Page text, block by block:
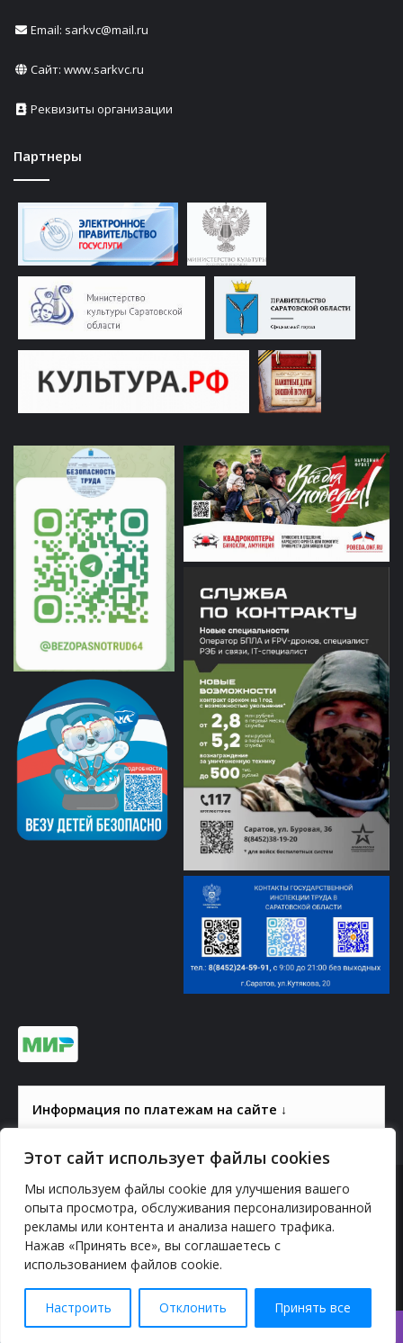
Этот сайт использует файлы cookies
Мы используем файлы cookie для улучшения вашего
опыта просмотра, обслуживания персонализированной
рекламы или контента и анализа нашего трафика.
Нажав «Принять все», вы соглашаетесь с
использованием файлов cookie.
Настроить Отклонить Принять все
Email: sarkvc@mail.ru
Сайт: www.sarkvc.ru
Реквизиты организации
Партнеры
Информация по платежам на сайте ↓
© 2000-2026, ГАУК СОМ КВЦ
Политика конфиденциальности
YouTube
vk.com